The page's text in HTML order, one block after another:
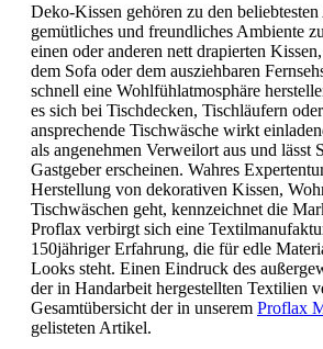
Deko-Kissen gehören zu den
gemütliches und freundliches Ambiente
einen oder anderen nett drapierten
dem Sofa oder dem ausziehbaren
schnell eine Wohlfühlatmosphäre
es sich bei Tischdecken, Tischläufern
ansprechende Tischwäsche wirkt
als angenehmen Verweilort aus und lässt
Gastgeber erscheinen. Wahres
Herstellung von dekorativen Kissen,
Tischwäschen geht, kennzeichnet die
Proflax verbirgt sich eine
150jähriger Erfahrung, die für edle
Looks steht. Einen Eindruck des
der in Handarbeit hergestellten Textilien
Gesamtübersicht der in unserem Proflax
gelisteten Artikel.